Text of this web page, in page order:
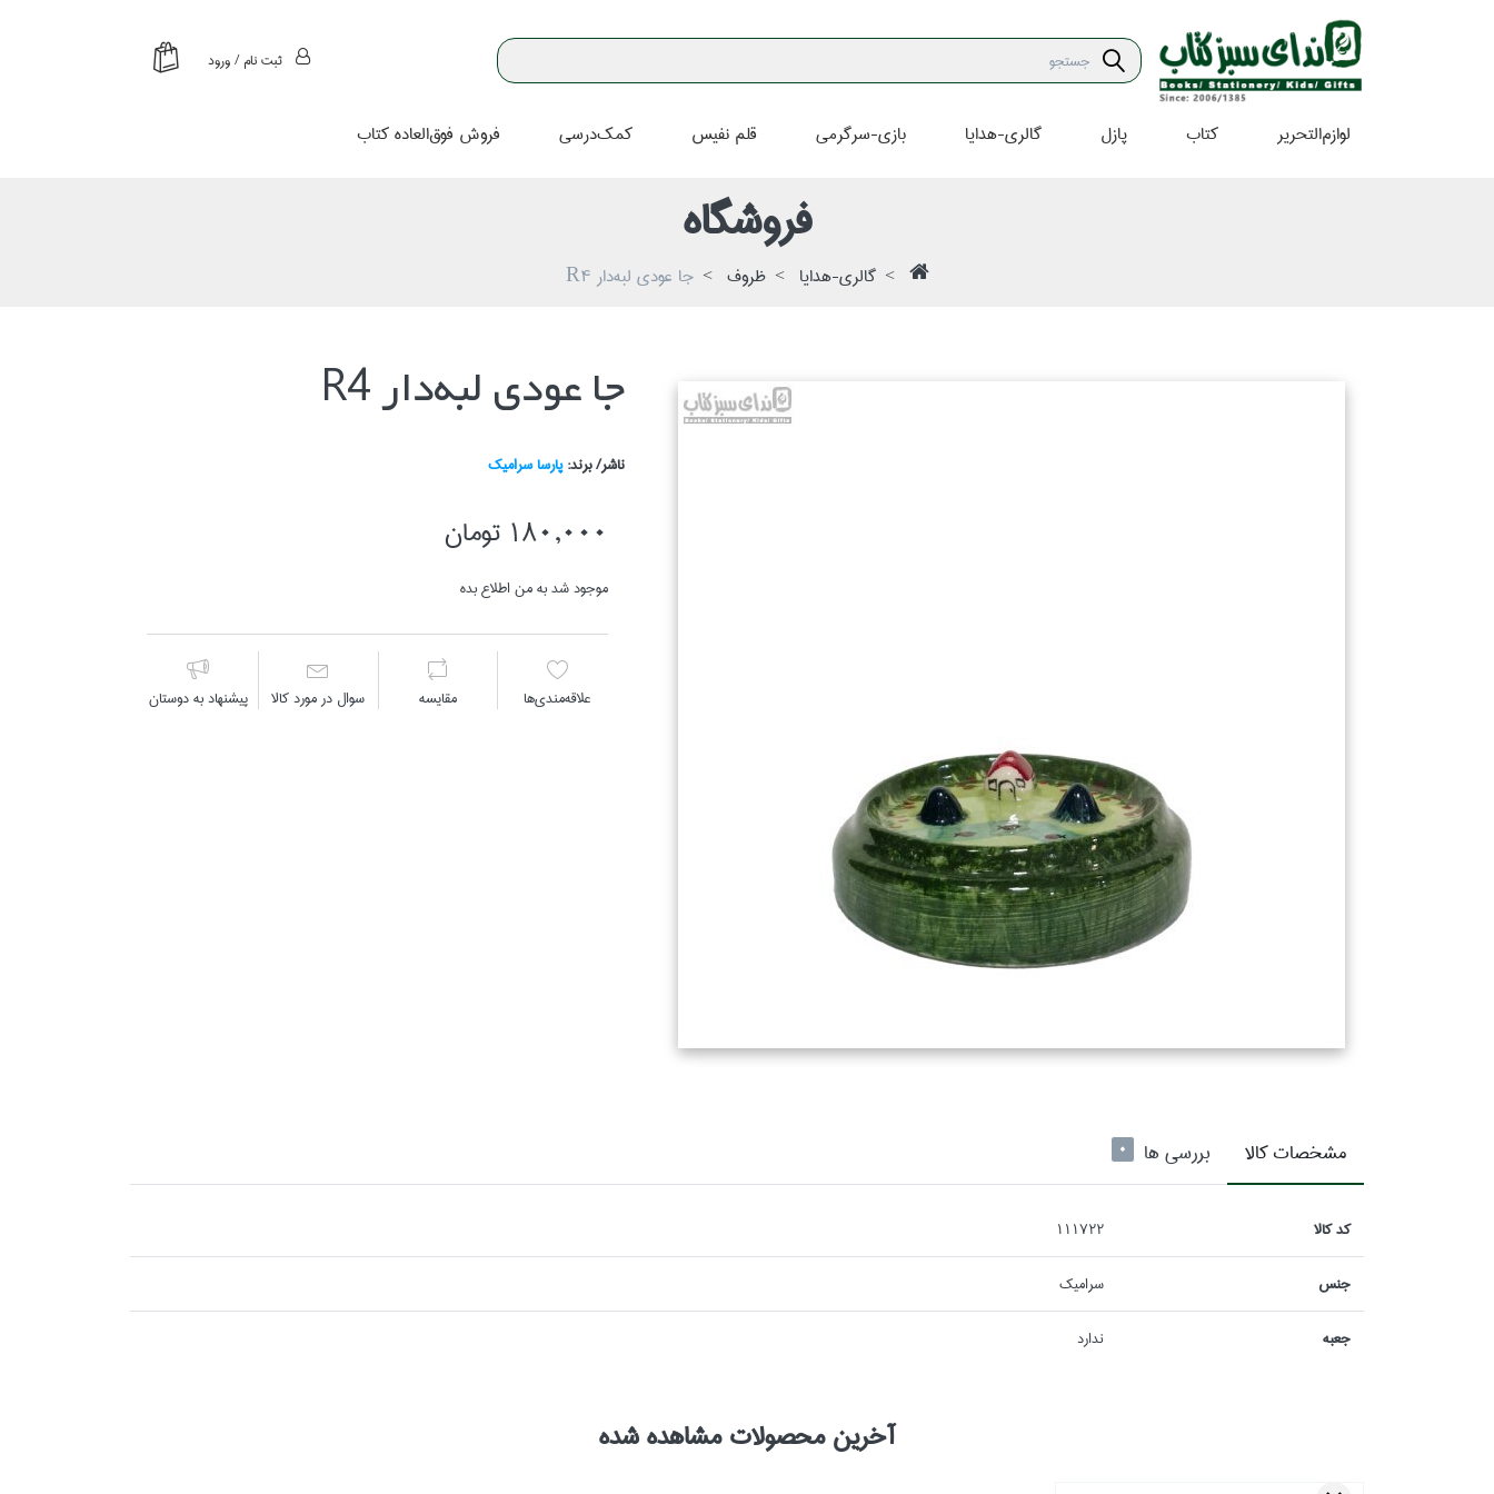
ثبت نام / ورود
لوازم‌التحرير كتاب پازل گالري-هدايا بازي-سرگرمي قلم نفيس كمك‌درسي فروش فوق‌العاده كتاب
فروشگاه
گالري-هدايا ظروف جا عودي لبه‌دار R4
جا عودي لبه‌دار R4
ناشر/ برند: پارسا سراميك
180,000 تومان
موجود شد به من اطلاع بده
علاقه‌مندي‌ها مقايسه سوال در مورد كالا پیشنهاد به دوستان
مشخصات كالا بررسی ها 0
كد كالا 111722
جنس سراميك
جعبه ندارد
آخرین محصولات مشاهده شده